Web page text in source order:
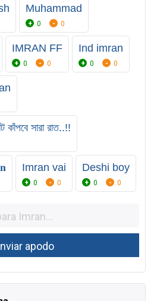
Muhammad
0 0
IMRAN FF
0 0
Ind imran
0 0
কাঁপবে সারা রাত..!!
Imran vai
0 0
Deshi boy
0 0